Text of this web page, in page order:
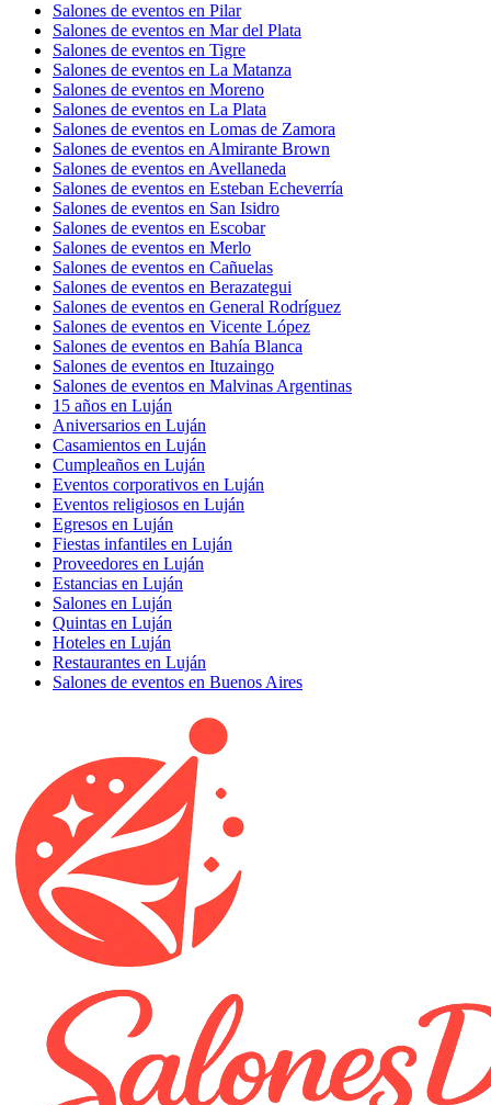
Salones de eventos en Pilar
Salones de eventos en Mar del Plata
Salones de eventos en Tigre
Salones de eventos en La Matanza
Salones de eventos en Moreno
Salones de eventos en La Plata
Salones de eventos en Lomas de Zamora
Salones de eventos en Almirante Brown
Salones de eventos en Avellaneda
Salones de eventos en Esteban Echeverría
Salones de eventos en San Isidro
Salones de eventos en Escobar
Salones de eventos en Merlo
Salones de eventos en Cañuelas
Salones de eventos en Berazategui
Salones de eventos en General Rodríguez
Salones de eventos en Vicente López
Salones de eventos en Bahía Blanca
Salones de eventos en Ituzaingo
Salones de eventos en Malvinas Argentinas
15 años en Luján
Aniversarios en Luján
Casamientos en Luján
Cumpleaños en Luján
Eventos corporativos en Luján
Eventos religiosos en Luján
Egresos en Luján
Fiestas infantiles en Luján
Proveedores en Luján
Estancias en Luján
Salones en Luján
Quintas en Luján
Hoteles en Luján
Restaurantes en Luján
Salones de eventos en Buenos Aires